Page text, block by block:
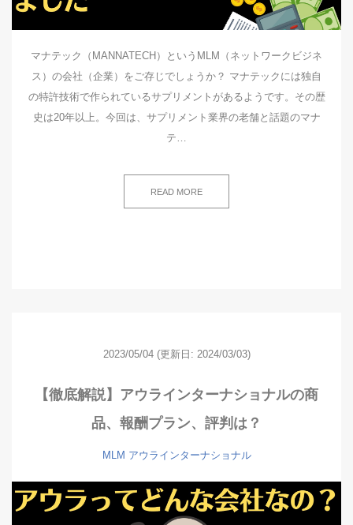
マナテック（MANNATECH）というMLM（ネットワークビジネ
ス）の会社（企業）をご存じでしょうか？ マナテックには独自
の特許技術で作られているサプリメントがあるようです。その歴
史は20年以上。今回は、サプリメント業界の老舗と話題のマナ
テ…
READ MORE
2023/05/04 (更新日: 2024/03/03)
【徹底解説】アウラインターナショナルの商
品、報酬プラン、評判は？
MLM アウラインターナショナル